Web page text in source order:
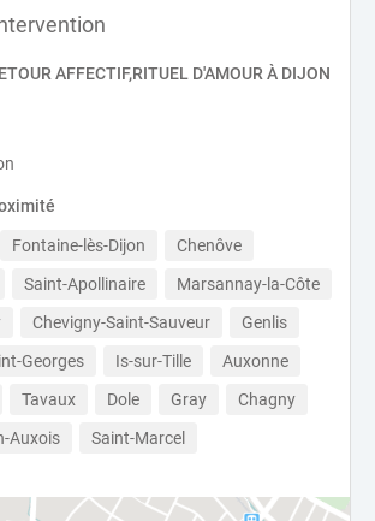
AFFECTIF,RITUEL D'AMOUR À DIJON
Fontaine-lès-Dijon
Chenôve
Saint-Apollinaire
Marsannay-la-Côte
Chevigny-Saint-Sauveur
Genlis
Georges
Is-sur-Tille
Auxonne
Tavaux Dole Gray
Chagny
Auxois
Saint-Marcel